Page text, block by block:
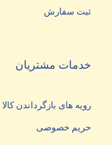
ثبت سفارش
خدمات مشتریان
رویه های بازگرداندن کالا
حریم خصوصی